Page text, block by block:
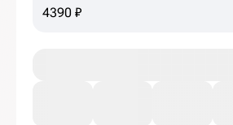
позвоночника
4390 ₽